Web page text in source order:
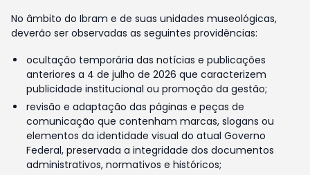
No âmbito do Ibram e de suas unidades museológicas,
deverão ser observadas as seguintes providências:
ocultação temporária das notícias e publicações
anteriores a 4 de julho de 2026 que caracterizem
publicidade institucional ou promoção da gestão;
revisão e adaptação das páginas e peças de
comunicação que contenham marcas, slogans ou
elementos da identidade visual do atual Governo
Federal, preservada a integridade dos documentos
administrativos, normativos e históricos;